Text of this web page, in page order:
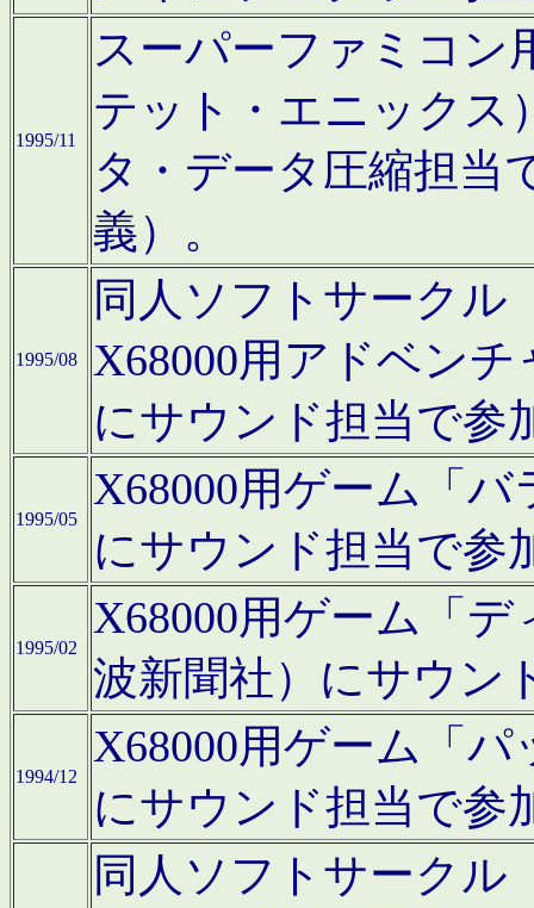
1995/11
スーパーファミコン
テット・エニックス
タ・データ圧縮担当
義）。
1995/08
同人ソフトサークル
X68000用アドベン
にサウンド担当で参
1995/05
X68000用ゲーム「
にサウンド担当で参
1995/02
X68000用ゲーム「
波新聞社）にサウン
1994/12
X68000用ゲーム「
にサウンド担当で参
同人ソフトサークル